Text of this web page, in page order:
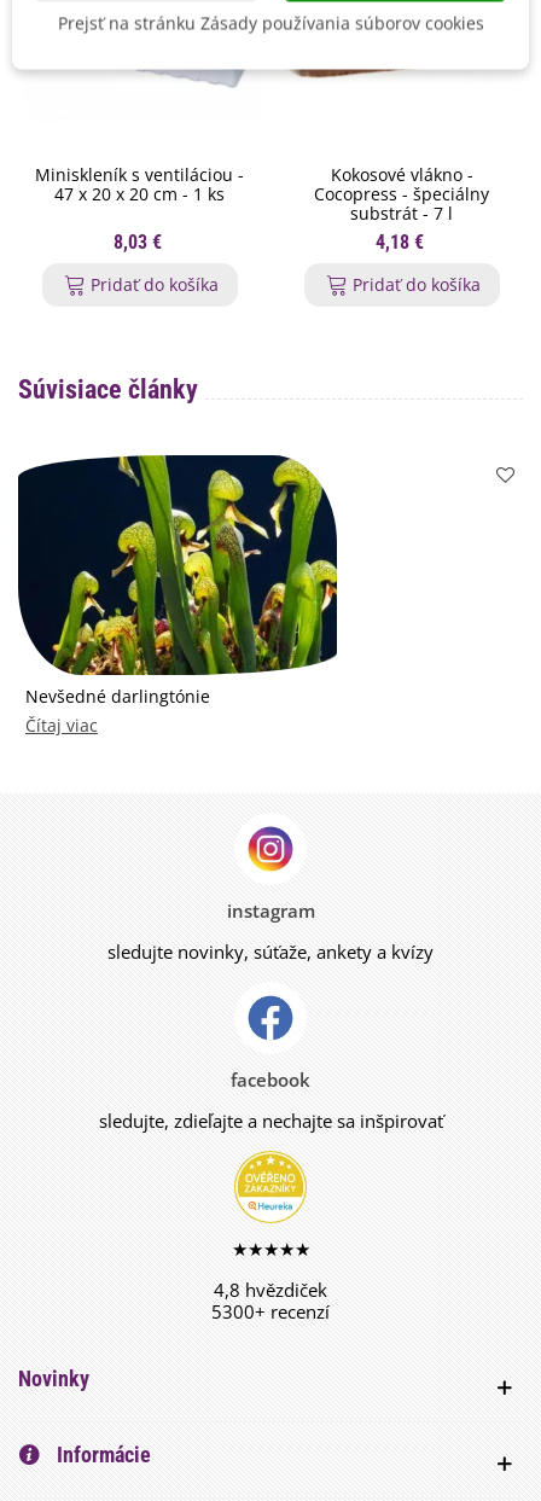
Miniskleník s ventiláciou -
47 x 20 x 20 cm - 1 ks
8,03 €
Pridať do košíka
Kokosové vlákno -
Cocopress - špeciálny
substrát - 7 l
4,18 €
Pridať do košíka
Súvisiace články
Nevšedné darlingtónie
Čítaj viac
instagram
sledujte novinky, súťaže, ankety a kvízy
facebook
sledujte, zdieľajte a nechajte sa inšpirovať
★★★★★
4,8 hvězdiček
5300+ recenzí
Novinky
Informácie
Prejsť na stránku Zásady používania súborov cookies